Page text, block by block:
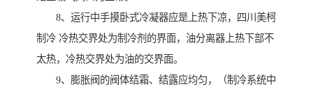
8、运行中手摸卧式冷凝器应是上热下凉，四川美柯
制冷 冷热交界处为制冷剂的界面，油分离器上热下部不
太热，冷热交界处为油的交界面。
9、膨胀阀的阀体结霜、结露应均匀，（制冷系统中